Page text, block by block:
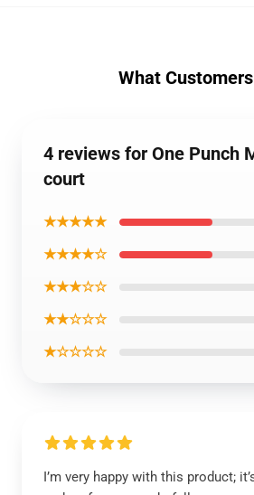
What
4 reviews for One Punch
court
★★★★★
★★★★☆
★★★☆☆
★★☆☆☆
★☆☆☆☆
I’m very happy with this product;